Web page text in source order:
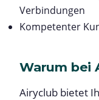
Verbindungen
Kompetenter
Warum bei
Airyclub bietet